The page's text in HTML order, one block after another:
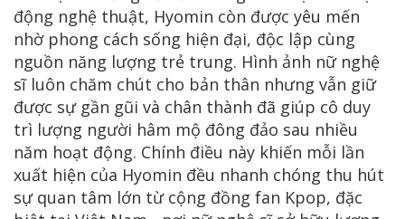
động nghệ thuật, Hyomin còn được yêu mến
nhờ phong cách sống hiện đại, độc lập cùng
nguồn năng lượng trẻ trung. Hình ảnh nữ nghệ
sĩ luôn chăm chút cho bản thân nhưng vẫn giữ
được sự gần gũi và chân thành đã giúp cô duy
trì lượng người hâm mộ đông đảo sau nhiều
năm hoạt động. Chính điều này khiến mỗi lần
xuất hiện của Hyomin đều nhanh chóng thu hút
sự quan tâm lớn từ cộng đồng fan Kpop, đặc